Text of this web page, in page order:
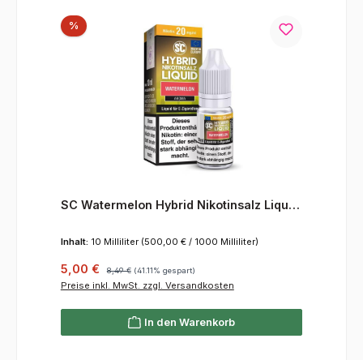
%Rabatt
SC Watermelon Hybrid Nikotinsalz Liquid
Inhalt: 10 Milliliter (500,00 € / 1000 Milliliter)
Verkaufspreis:
5,00 € 8,49 € (41.11% gespart)
Preise inkl. MwSt. zzgl. Versandkosten
In den Warenkorb